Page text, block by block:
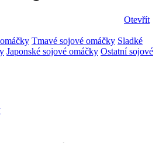
Otevřít
Tmavé sojové omáčky Sladké
Japonské sojové omáčky Ostatní sojové